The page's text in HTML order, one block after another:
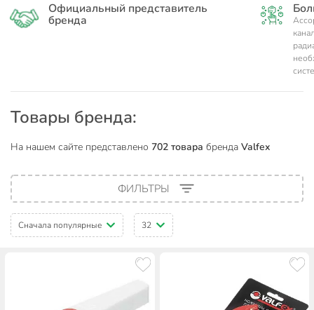
Официальный представитель
бренда
Товары бренда:
На нашем сайте представлено 702 товара бренда Valfex
ФИЛЬТРЫ
Сначала популярные 32